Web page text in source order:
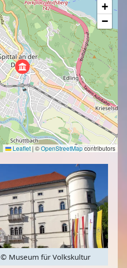
+
−
Leaflet | ©OpenStreetMapcontributors
© Museum für Volkskultur